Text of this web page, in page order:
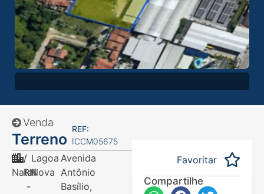
Venda
Terreno
REF:
ICCM05675
Natal
/
RN
-
Lagoa
Nova
Avenida
Antônio
Basílio,
Favoritar
Compartilhe